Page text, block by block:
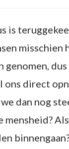
is
misschien
ons direct
dan nog